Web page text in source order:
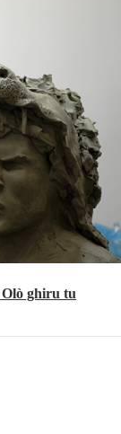
ghiru tu